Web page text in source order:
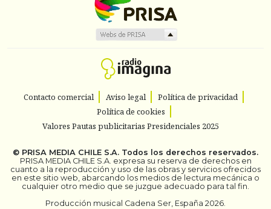
Contacto comercial Aviso legal
Política de privacidad
Política de cookies
Valores Pautas publicitarias Presidenciales 2025
© PRISA MEDIA CHILE S.A. Todos los derechos reservados.
PRISA MEDIA CHILE S.A. expresa su reserva de derechos en
cuanto a la reproducción y uso de las obras y servicios ofrecidos
en este sitio web, abarcando los medios de lectura mecánica o
cualquier otro medio que se juzgue adecuado para tal fin.
Producción musical Cadena Ser, España 2026.